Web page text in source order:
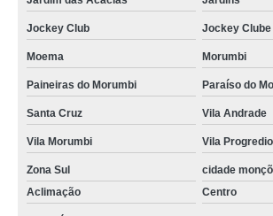
Jockey Club Jockey Clube
Moema Morumbi
Paineiras do Morumbi Paraíso do
Santa Cruz Vila Andrade
Vila Morumbi Vila
Zona Sul
cidade
Aclimação
Centro